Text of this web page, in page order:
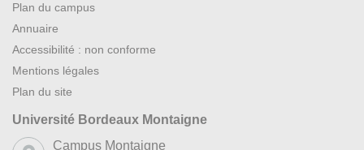
Plan du campus
Annuaire
Accessibilité : non conforme
Mentions légales
Plan du site
Université Bordeaux Montaigne
Campus Montaigne